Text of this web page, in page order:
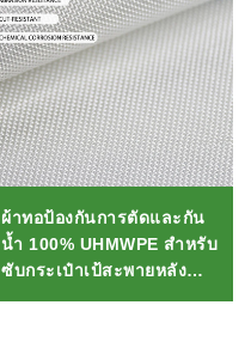
ผ้าทอป้องกันการตัดและกัน
น้ำ 100% UHMWPE สำหรับ
ซับกระเป๋าเป้สะพายหลัง